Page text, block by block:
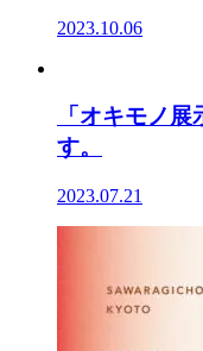
2023.10.06
「オキモノ
す。
2023.07.21